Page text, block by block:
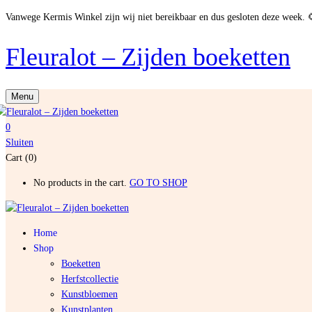
Vanwege Kermis Winkel zijn wij niet bereikbaar en dus gesloten deze week.
Fleuralot – Zijden boeketten
Menu
0
Sluiten
Cart (0)
No products in the cart. GO TO SHOP
Home
Shop
Boeketten
Herfstcollectie
Kunstbloemen
Kunstplanten